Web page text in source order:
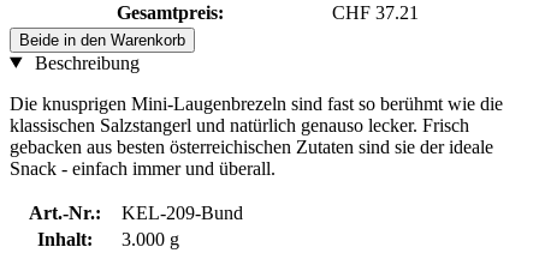
Gesamtpreis:
CHF 37.21
Beide in den Warenkorb
Beschreibung
Die knusprigen Mini-Laugenbrezeln sind fast so berühmt wie die
klassischen Salzstangerl und natürlich genauso lecker. Frisch
gebacken aus besten österreichischen Zutaten sind sie der ideale
Snack - einfach immer und überall.
Art.-Nr.:
KEL-209-Bund
Inhalt:
3.000 g